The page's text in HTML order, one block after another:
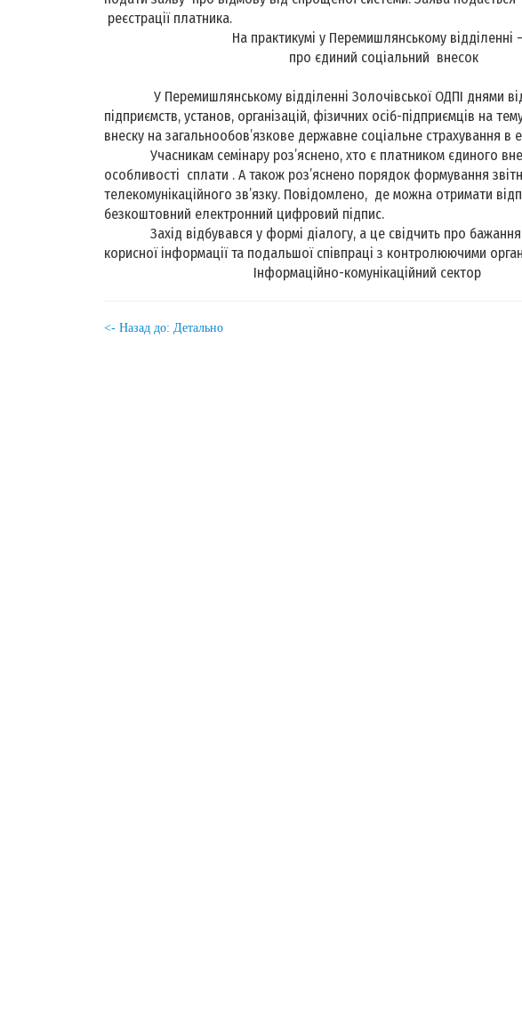
реєстрації платника.
На практикумі у Перемишлянському відділенні
про єдиний соціальний внесок
У Перемишлянському відділенні Золочівської ОДПІ днями
підприємств, установ, організацій, фізичних осіб-підприємців на
внеску на загальнообов’язкове державне соціальне страхування в
Учасникам семінару роз’яснено, хто є платником єдиного
особливості сплати . А також роз’яснено порядок формування
телекомунікаційного зв’язку. Повідомлено, де можна отримати
безкоштовний електронний цифровий підпис.
Захід відбувався у формі діалогу, а це свідчить про бажання
корисної інформації та подальшої співпраці з контролюючими
Інформаційно-комунікаційний сектор
<- Назад до: Детально